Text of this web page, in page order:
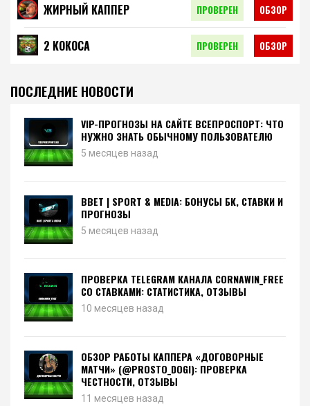
ЖИРНЫЙ КАППЕР ПРОВЕРЕН ОБЗОР
2 КОКОСА ПРОВЕРЕН ОБЗОР
ПОСЛЕДНИЕ НОВОСТИ
VIP-ПРОГНОЗЫ НА САЙТЕ ВСЕПРОСПОРТ: ЧТО
НУЖНО ЗНАТЬ ОБЫЧНОМУ ПОЛЬЗОВАТЕЛЮ
5 месяцев назад
BBET | SPORT & MEDIA: БОНУСЫ БК, СТАВКИ И
ПРОГНОЗЫ
5 месяцев назад
ПРОВЕРКА TELEGRAM КАНАЛА CORNAWIN_FREE
СО СТАВКАМИ: СТАТИСТИКА, ОТЗЫВЫ
10 месяцев назад
ОБЗОР РАБОТЫ КАППЕРА «ДОГОВОРНЫЕ
МАТЧИ» (@PROSTO_DOGI): ПРОВЕРКА
ЧЕСТНОСТИ, ОТЗЫВЫ
11 месяцев назад